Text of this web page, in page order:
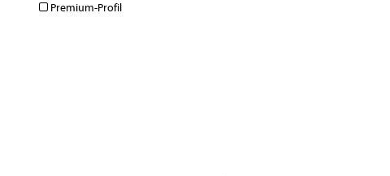
Premium-Profil